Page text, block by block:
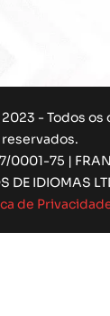
- Todos os
reservados.
0001-75 |
DE IDIOMAS
de